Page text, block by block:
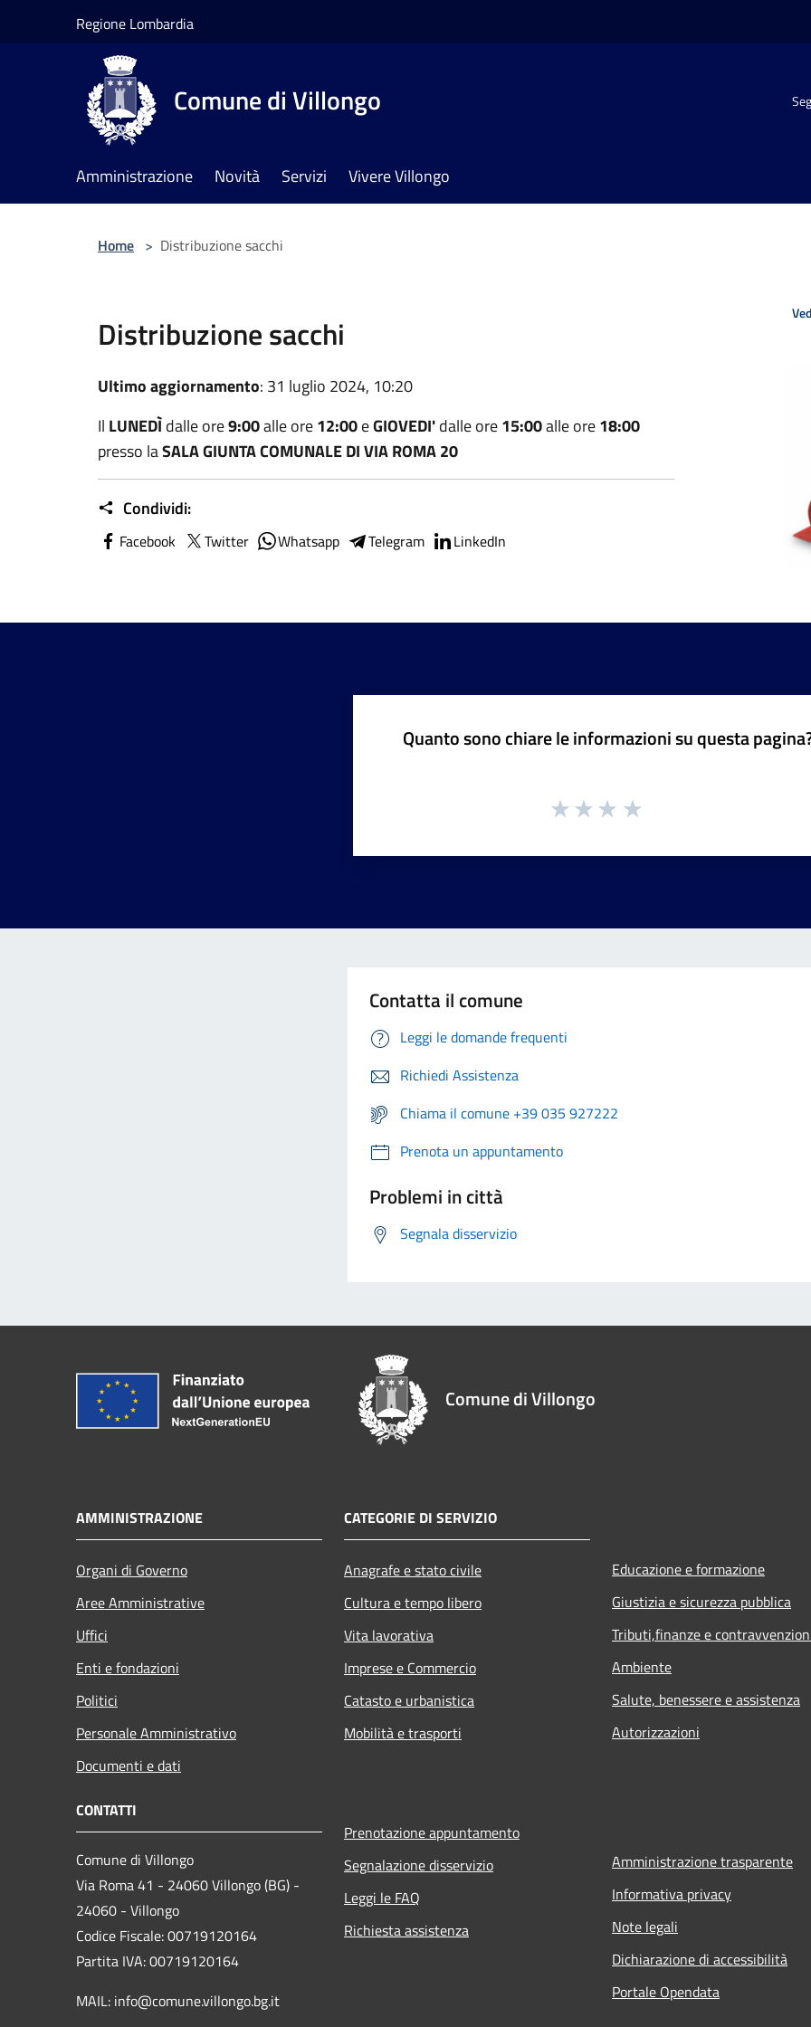
Regione Lombardia
Comune di Villongo
Amministrazione Novità Servizi Vivere Villongo
Home > Distribuzione sacchi
Distribuzione sacchi
Ultimo aggiornamento: 31 luglio 2024, 10:20
Il LUNEDÌdalleore9:00alle ore12:00eGIOVEDI'dalle ore15:00alle ore18:00
presso laSALA GIUNTA COMUNALE DI VIA ROMA 20
Condividi:
Facebook Twitter Whatsapp Telegram LinkedIn
Quanto sono chiare le informazioni su questa
Contatta il comune
Leggi le domande frequenti
Richiedi Assistenza
Chiama il comune +39 035 927222
Prenota un appuntamento
Problemi in città
Segnala disservizio
Comune di Villongo
AMMINISTRAZIONE
Organi di Governo
Aree Amministrative
Uffici
Enti e fondazioni
Politici
Personale Amministrativo
Documenti e dati
CATEGORIE DI SERVIZIO
Anagrafe e stato civile
Cultura e tempo libero
Vita lavorativa
Imprese e Commercio
Catasto e urbanistica
Mobilità e trasporti
Educazione e formazione
Giustizia e sicurezza pubblica
Tributi,finanze e
Ambiente
Salute, benessere e assistenza
Autorizzazioni
CONTATTI
Comune di Villongo
Via Roma 41 - 24060 Villongo (BG) -
24060 - Villongo
Codice Fiscale: 00719120164
Partita IVA: 00719120164
MAIL: info@comune.villongo.bg.it
Prenotazione appuntamento
Segnalazione disservizio
Leggi le FAQ
Richiesta assistenza
Amministrazione trasparente
Informativa privacy
Note legali
Dichiarazione di accessibilità
Portale Opendata